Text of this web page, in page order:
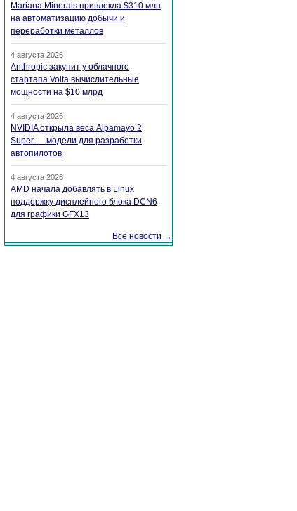
Mariana Minerals привлекла $310 млн
на автоматизацию добычи и
переработки металлов
4 августа 2026
Anthropic закупит у облачного
стартапа Volta вычислительные
мощности на $10 млрд
4 августа 2026
NVIDIA открыла веса Alpamayo 2
Super — модели для разработки
автопилотов
4 августа 2026
AMD начала добавлять в Linux
поддержку дисплейного блока DCN6
для графики GFX13
Все новости →